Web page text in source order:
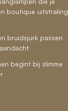
boutique uitstraling
bruidsjurk passen
begint bij slimme